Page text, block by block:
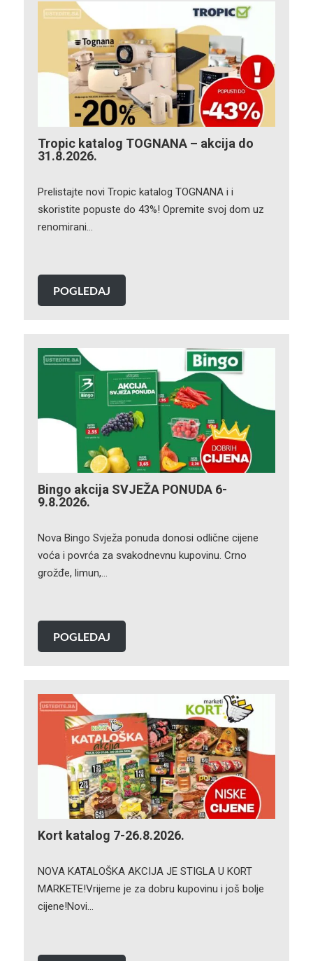
Tropic katalog TOGNANA – akcija do
31.8.2026.
Prelistajte novi Tropic katalog TOGNANA i i
skoristite popuste do 43%! Opremite svoj dom uz
renomirani…
POGLEDAJ
Bingo akcija SVJEŽA PONUDA 6-
9.8.2026.
Nova Bingo Svježa ponuda donosi odlične cijene
voća i povrća za svakodnevnu kupovinu. Crno
grožđe, limun,…
POGLEDAJ
Kort katalog 7-26.8.2026.
NOVA KATALOŠKA AKCIJA JE STIGLA U KORT
MARKETE!Vrijeme je za dobru kupovinu i još bolje
cijene!Novi…